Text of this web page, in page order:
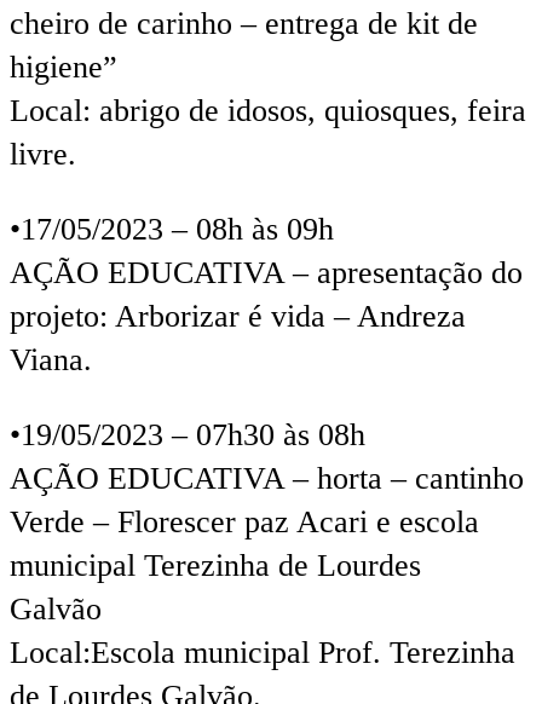
cheiro de carinho – entrega de kit de
higiene”
Local: abrigo de idosos, quiosques, feira
livre.
•17/05/2023 – 08h às 09h
AÇÃO EDUCATIVA – apresentação do
projeto: Arborizar é vida – Andreza
Viana.
•19/05/2023 – 07h30 às 08h
AÇÃO EDUCATIVA – horta – cantinho
Verde – Florescer paz Acari e escola
municipal Terezinha de Lourdes
Galvão
Local:Escola municipal Prof. Terezinha
de Lourdes Galvão.